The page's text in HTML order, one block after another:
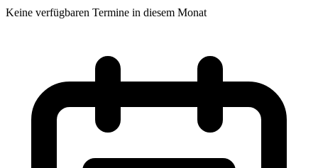
Keine verfügbaren Termine in diesem Monat